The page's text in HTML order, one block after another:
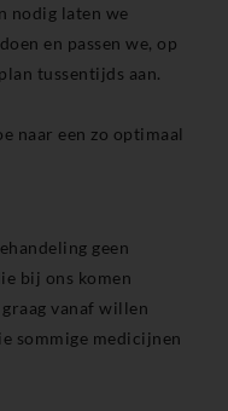
nodig laten we
en passen we, op
tussentijds aan.
naar een zo optimaal
geen
bij ons komen
vanaf willen
sommige medicijnen